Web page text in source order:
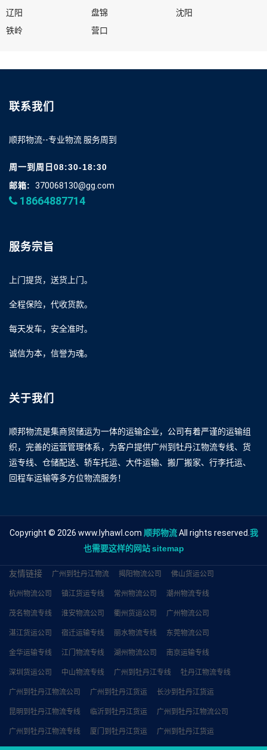
辽阳
盘锦
沈阳
铁岭
营口
联系我们
顺邦物流--专业物流 服务周到
周一到周日08:30-18:30
邮箱:
370068130@gg.com
18664887714
服务宗旨
上门提货，送货上门。
全程保险，代收货款。
每天发车，安全准时。
诚信为本，信誉为魂。
关于我们
顺邦物流是集商贸储运为一体的运输企业，公司有着严谨的运输组
织，完善的运营管理体系，为客户提供广州到牡丹江物流专线、货
运专线、仓储配送、轿车托运、大件运输、搬厂搬家、行李托运、
回程车运输等多方位物流服务！
Copyright © 2026 www.lyhawl.com 顺邦物流All rights reserved. 我
也需要这样的网站 sitemap
友情链接 广州到牡丹江物流 揭阳物流公司 佛山货运公司
杭州物流公司 镇江货运专线 常州物流公司 潮州物流专线
茂名物流专线 淮安物流公司 衢州货运公司 广州物流公司
湛江货运公司 宿迁运输专线 丽水物流专线 东莞物流公司
金华运输专线 江门物流专线 湖州物流公司 南京运输专线
深圳货运公司 中山物流专线 广州到牡丹江专线 牡丹江物流专线
广州到牡丹江物流公司 广州到牡丹江货运 长沙到牡丹江货运
昆明到牡丹江物流专线 临沂到牡丹江货运 广州到牡丹江物流公司
广州到牡丹江物流专线 厦门到牡丹江货运 广州到牡丹江货运